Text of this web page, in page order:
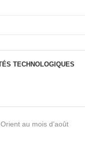
TECHNOLOGIQUES
au mois d’août